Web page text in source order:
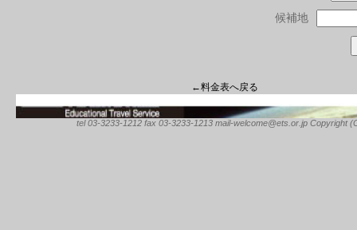
候補地
←料金表へ戻る
tel 03-3233-1212 fax 03-3233-1213 mail-welcome@ets.or.jp Copyright